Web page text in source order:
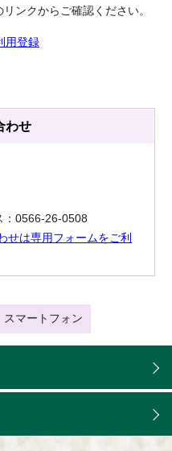
ンクからご確認ください。
用登録
わせ
0566-26-0508
せは専用フォームをご利
スマートフォン